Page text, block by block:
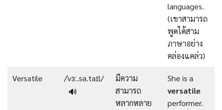
languages.
(เขาสามารถ
พูดได้สาม
ภาษาอย่าง
คล่องแคล่ว)
Versatile
/ˈvɜː.sə.taɪl/
🔊
มีความ
สามารถ
หลากหลาย
She is a
versatile
performer.